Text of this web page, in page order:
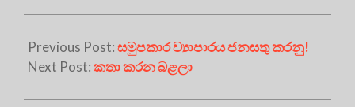
Previous Post:සමුපකාර ව්‍යාපාරය ජනසතු කරනු!
Next Post:කතා කරන බළලා